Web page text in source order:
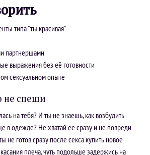
типа "ты красивая"
партнершами
выражения без её готовности
сексуальном опыте
не спеши
на тебя? И ты не знаешь, как возбудить
в одежде? Не хватай ее сразу и не повреди
не готов сразу после секса купить новое
плеча, чуть подольше задержись на